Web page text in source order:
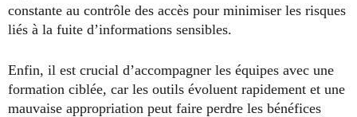
constante au contrôle des accès pour minimiser les risques
liés à la fuite d’informations sensibles.
Enfin, il est crucial d’accompagner les équipes avec une
formation ciblée, car les outils évoluent rapidement et une
mauvaise appropriation peut faire perdre les bénéfices